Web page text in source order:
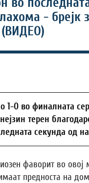
- брејк
1-0 во финалната
терен
секунда од
фаворит во овој
имаат предноста на